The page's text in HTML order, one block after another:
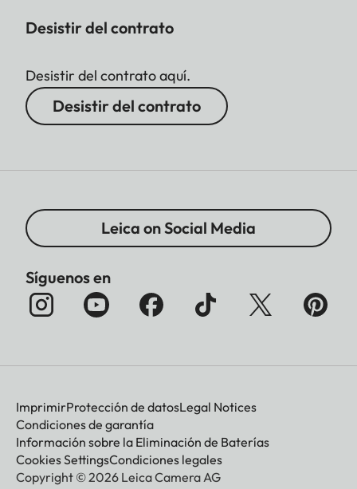
Desistir del contrato
Desistir del contrato aquí.
Desistir del contrato
Leica on Social Media
Síguenos en
ImprimirProtección de datosLegal Notices
Condiciones de garantía
Información sobre la Eliminación de Baterías
Cookies SettingsCondiciones legales
Copyright © 2026 Leica Camera AG